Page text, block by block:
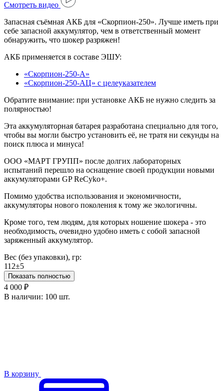
Cмотреть видео
Запасная съёмная АКБ для «Скорпион-250». Лучше иметь при
себе запасной аккумулятор, чем в ответственный момент
обнаружить, что шокер разряжен!
АКБ применяется в составе ЭШУ:
«Скорпион-250-А»
«Скорпион-250-АЦ» с целеуказателем
Обратите внимание: при установке АКБ не нужно следить за
полярностью!
Эта аккумуляторная батарея разработана специально для того,
чтобы вы могли быстро установить её, не тратя ни секунды на
поиск плюса и минуса!
ООО «МАРТ ГРУПП» после долгих лабораторных
испытаний перешло на оснащение своей продукции новыми
аккумуляторами GP ReCyko+.
Помимо удобства использования и экономичности,
аккумуляторы нового поколения к тому же экологичны.
Кроме того, тем людям, для которых ношение шокера - это
необходимость, очевидно удобно иметь с собой запасной
заряженный аккумулятор.
Вес (без упаковки), гр:
112±5
Показать полностью
4 000 ₽
В наличии: 100 шт.
В корзину